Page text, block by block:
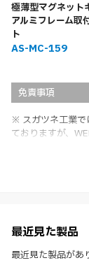
極薄型マグネット
アルミフレーム取
ト
AS-MC-159
免責事項
※ スガツネ工業で
ておりますが、
社製品の使用ご検
※ 本WEBサイト
約、プライバシー
最近見た製品
最近見た製品があ